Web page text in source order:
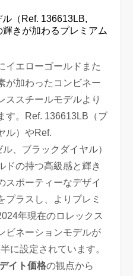
（Ref. 136613LB,
きが加わるプレミアム
イエローゴールドまた
が加わったコンビネー
ススチールモデルより
す。Ref. 136613LB（ブ
ル）やRef.
、ブラックダイヤル）
ドの持つ高級感と輝き
スポーティーなデザイ
プラスし、よりプレミ
年現在のロレックス
ビネーションモデルが
に設定されています。
イト価格の観点から